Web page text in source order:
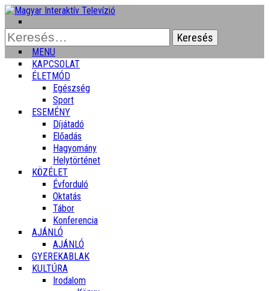
Keresés:
MENU
KAPCSOLAT
ÉLETMÓD
Egészség
Sport
ESEMÉNY
Díjátadó
Előadás
Hagyomány
Helytörténet
KÖZÉLET
Évforduló
Oktatás
Tábor
Konferencia
AJÁNLÓ
AJÁNLÓ
GYEREKABLAK
KULTÚRA
Irodalom